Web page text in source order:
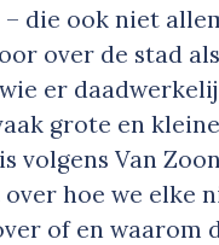
die ook niet
over de stad
er
grote en kleine
volgens Van
hoe we elke
of en waarom